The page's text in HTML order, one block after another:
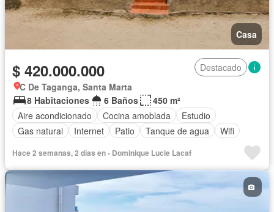
Casa
$ 420.000.000
Destacado
C De Taganga, Santa Marta
8 Habitaciones
6 Baños
450 m²
Aire acondicionado
Cocina amoblada
Estudio
Gas natural
Internet Patio Tanque de agua Wifi
Hace 2 semanas, 2 días en - Dominique Lucie Lacaf